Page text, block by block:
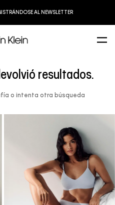
AL NEWSLETTER
resultados.
o intenta otra búsqueda